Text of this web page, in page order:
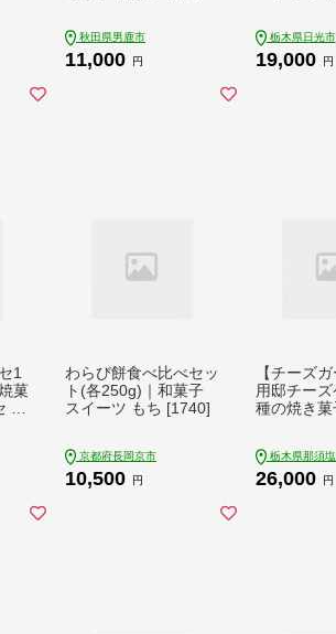
個包装 手土産 おもた
せ スイーツ スウィー
秋田県男鹿市
11,000 円
栃木県日光市
19,000 円
1
菓
塩
わらび餅食べ比べセッ
ト(各250g)｜和菓子
スイーツ もち [1740]
京都府長岡京市
10,500 円
【チーズ
用邸チー
種の焼き菓
栃木県那須
26,000 円